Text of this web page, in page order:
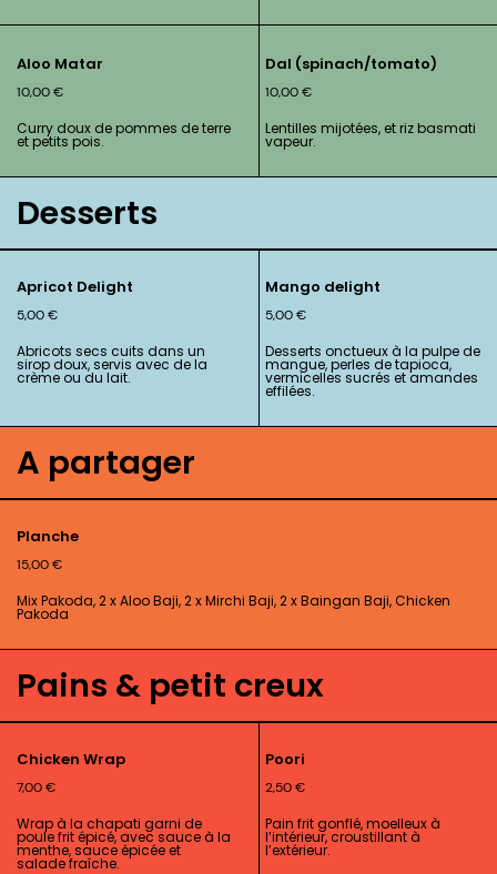
Aloo Matar
10,00€
Curry doux de pommes de terre
et petits pois.
Dal (spinach/tomato)
10,00€
Lentilles mijotées, et riz basmati
vapeur.
Desserts
Apricot Delight
5,00€
Abricots secs cuits dans un
sirop doux, servis avec de la
crème ou du lait.
Mango delight
5,00€
Desserts onctueux à la pulpe de
mangue, perles de tapioca,
vermicelles sucrés et amandes
effilées.
A partager
Planche
15,00€
Mix Pakoda, 2 x Aloo Baji, 2 x Mirchi Baji, 2 x Baingan Baji, Chicken
Pakoda
Pains & petit creux
Chicken Wrap
7,00€
Wrap à la chapati garni de
poule frit épicé, avec sauce à la
menthe, sauce épicée et
salade fraîche.
Poori
2,50€
Pain frit gonflé, moelleux à
l’intérieur, croustillant à
l’extérieur.